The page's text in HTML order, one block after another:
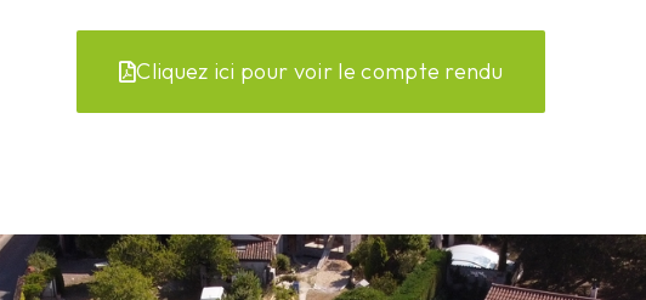
Cliquez ici pour voir le compte rendu